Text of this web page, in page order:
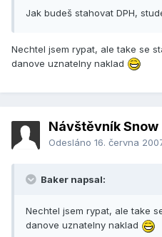
Jak budeš stahovat DPH,
Nechtel jsem rypat, ale take se
danove uznatelny naklad
Návštěvník Snow
Odesláno 16. června
Baker napsal:
Nechtel jsem rypat, ale take
danove uznatelny naklad